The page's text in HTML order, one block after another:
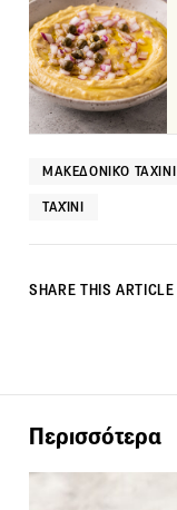
ΜΑΚΕΔΟΝΙΚΌ ΤΑΧΊΝΙ
ΤΑΧΊΝΙ
SHARE THIS ARTICLE
Περισσότερα